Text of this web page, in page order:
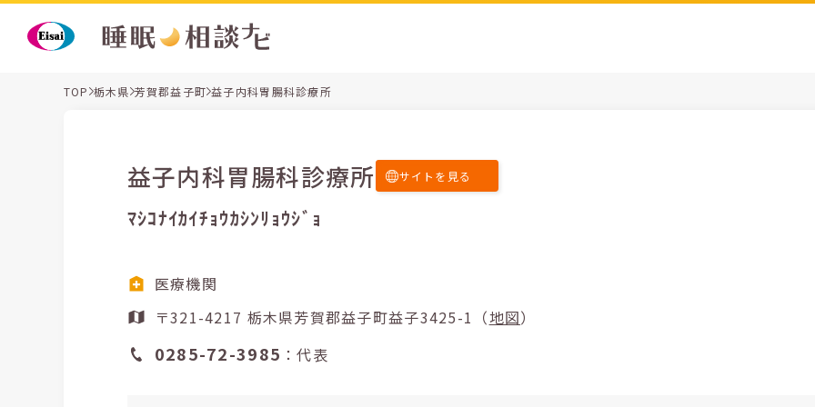
TOP 栃木県 芳賀郡益子町 益子内科胃腸科診療所
益子内科胃腸科診療所 サイトを見る
ﾏｼｺﾅｲｶｲﾁｮｳｶｼﾝﾘｮｳｼﾞｮ
医療機関
〒321-4217 栃木県芳賀郡益子町益子3425-1（地図）
0285-72-3985 ：代表